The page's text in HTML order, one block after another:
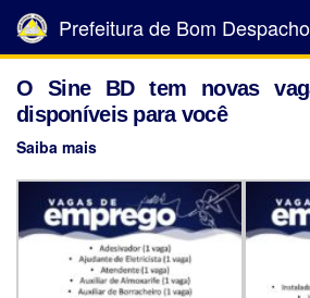
Prefeitura de Bom Despacho
O Sine BD tem novas
disponíveis para você
Saiba mais